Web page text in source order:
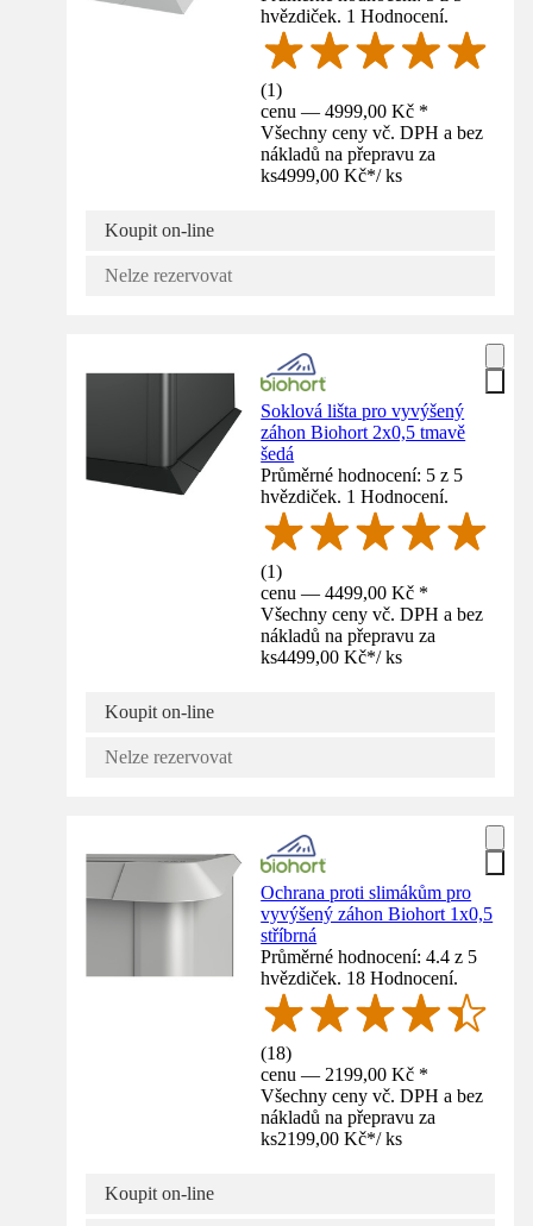
hvězdiček. 1 Hodnocení.
(1)
cenu — 4999,00 Kč *
Všechny ceny vč. DPH a bez
nákladů na přepravu za
ks4999,00 Kč*/ ks
Koupit on-line
Nelze rezervovat
Soklová lišta pro vyvýšený
záhon Biohort 2x0,5 tmavě
šedá
Průměrné hodnocení: 5 z 5
hvězdiček. 1 Hodnocení.
(1)
cenu — 4499,00 Kč *
Všechny ceny vč. DPH a bez
nákladů na přepravu za
ks4499,00 Kč*/ ks
Koupit on-line
Nelze rezervovat
Ochrana proti slimákům pro
vyvýšený záhon Biohort 1x0,5
stříbrná
Průměrné hodnocení: 4.4 z 5
hvězdiček. 18 Hodnocení.
(18)
cenu — 2199,00 Kč *
Všechny ceny vč. DPH a bez
nákladů na přepravu za
ks2199,00 Kč*/ ks
Koupit on-line